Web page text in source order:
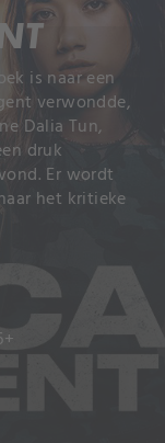
is naar een
verwondde,
Dalia Tun,
druk
Er wordt
het kritieke